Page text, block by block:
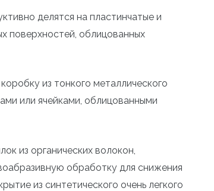
делятся на пластинчатые и
поверхностей, облицованных
из тонкого металлического
или ячейками, облицованными
из органических волокон,
обработку для снижения
из синтетического очень легкого